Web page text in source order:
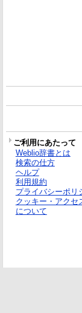
ご利用にあたって
Weblio辞書とは
検索の仕方
ヘルプ
利用規約
プライバシーポリ
クッキー・アクセ
について